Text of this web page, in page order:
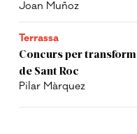
Joan Muñoz
Terrassa
Concurs per
de Sant Roc
Pilar Màrquez